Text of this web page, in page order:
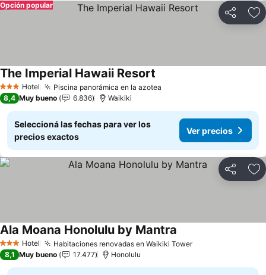
Compartir
Opción popular
3 Estrellas
Hotel Piscina panorámica en la azotea
The Imperial Hawaii Resort
8,4 Muy bueno 6.836 Waikiki
Seleccioná las fechas para ver los
precios exactos
Ver precios
Compartir
3 Estrellas
Hotel Habitaciones renovadas en Waikiki TowerVer precios
Ala Moana Honolulu by Mantra
8,1 Muy bueno 17.477 Honolulu